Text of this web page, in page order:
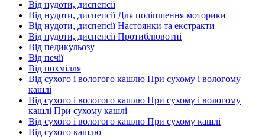
Від нудоти, диспепсії
Від нудоти, диспепсії Для поліпшення моторики
Від нудоти, диспепсії Настоянки та екстракти
Від нудоти, диспепсії Протиблювотні
Від педикульозу
Від печії
Від похмілля
Від сухого і вологого кашлю При сухому і вологому
кашлі
Від сухого і вологого кашлю При сухому і вологому
кашлі При сухому кашлі
Від сухого і вологого кашлю При сухому кашлі
Від сухого кашлю